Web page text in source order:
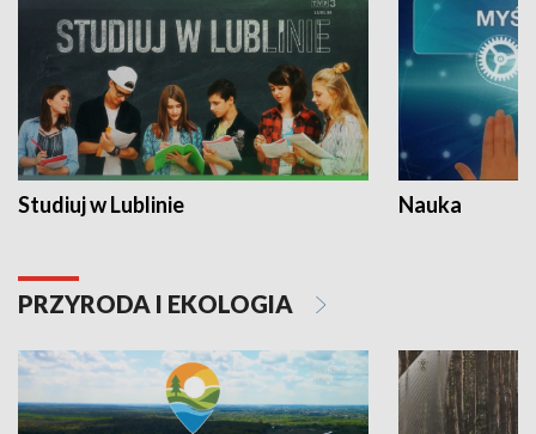
Studiuj w Lublinie Nauka
PRZYRODA I EKOLOGIA